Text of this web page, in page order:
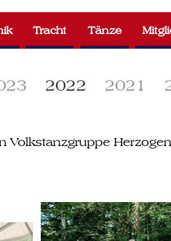
2022 2021
Tracht Tänze
Volkstanzgruppe